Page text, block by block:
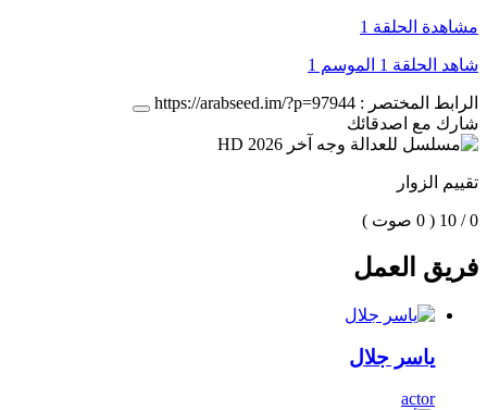
مشاهدة الحلقة 1
شاهد الحلقة 1 الموسم 1
الرابط المختصر : https://arabseed.im/?p=97944
شارك مع اصدقائك
تقييم الزوار
0 / 10 ( 0 صوت )
فريق العمل
ياسر جلال
actor